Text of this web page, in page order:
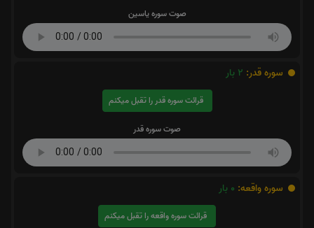
صوت سوره یاسین
سوره قدر: 2 بار
قرائت سوره قدر را تقبل میکنم
صوت سوره قدر
سوره واقعه: 0 بار
قرائت سوره واقعه را تقبل میکنم